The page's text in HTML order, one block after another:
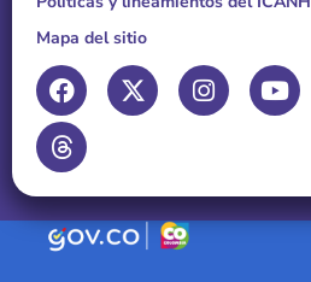
Mapa del sitio
F
a
c
e
b
o
o
k
X
-
t
t
t
e
I
n
s
g
r
Y
o
u
b
e
T
h
r
e
a
d
s